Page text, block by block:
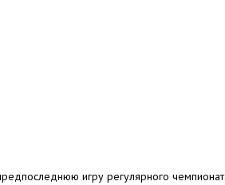
игру регулярного